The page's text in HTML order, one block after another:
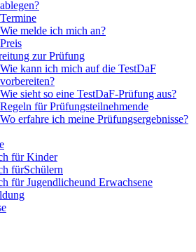
ablegen?
Termine
Wie melde ich mich an?
Preis
zur Prüfung
Wie kann ich mich auf die TestDaF
vorbereiten?
Wie sieht so eine TestDaF-Prüfung aus?
Regeln für Prüfungsteilnehmende
Wo erfahre ich meine Prüfungsergebnisse?
für Kinder
fürSchülern
für Jugendlicheund Erwachsene